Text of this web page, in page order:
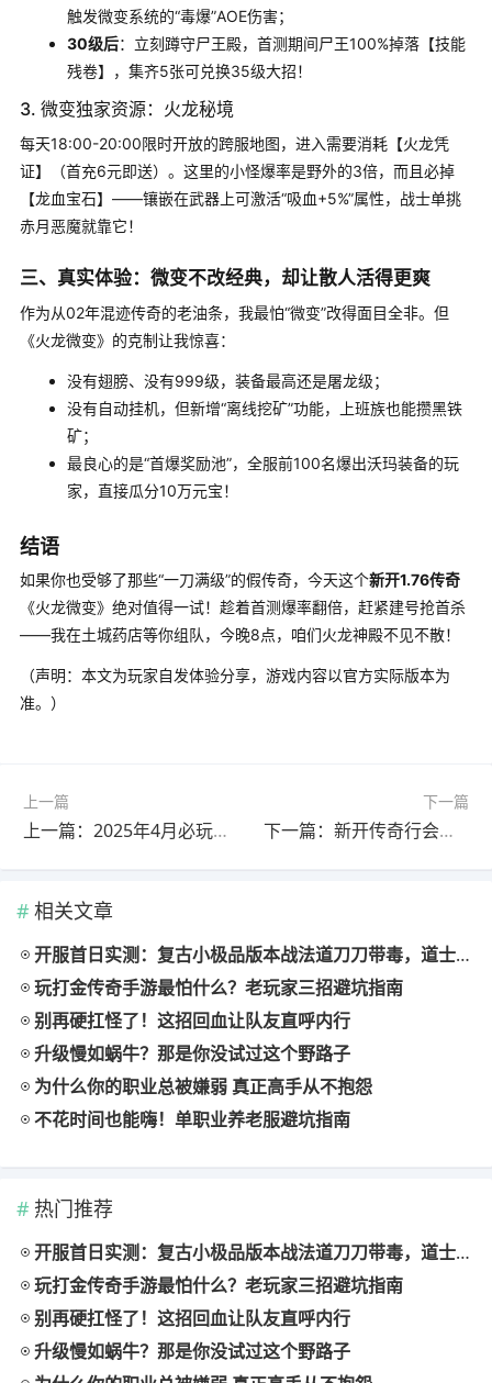
触发微变系统的“毒爆”AOE伤害；
30级后：立刻蹲守尸王殿，首测期间尸王100%掉落【技能
残卷】，集齐5张可兑换35级大招！
3. 微变独家资源：火龙秘境
每天18:00-20:00限时开放的跨服地图，进入需要消耗【火龙凭
证】（首充6元即送）。这里的小怪爆率是野外的3倍，而且必掉
【龙血宝石】——镶嵌在武器上可激活“吸血+5%”属性，战士单挑
赤月恶魔就靠它！
三、真实体验：微变不改经典，却让散人活得更爽
作为从02年混迹传奇的老油条，我最怕“微变”改得面目全非。但
《火龙微变》的克制让我惊喜：
没有翅膀、没有999级，装备最高还是屠龙级；
没有自动挂机，但新增“离线挖矿”功能，上班族也能攒黑铁
矿；
最良心的是“首爆奖励池”，全服前100名爆出沃玛装备的玩
家，直接瓜分10万元宝！
结语
如果你也受够了那些“一刀满级”的假传奇，今天这个新开1.76传奇
《火龙微变》绝对值得一试！趁着首测爆率翻倍，赶紧建号抢首杀
——我在土城药店等你组队，今晚8点，咱们火龙神殿不见不散！
（声明：本文为玩家自发体验分享，游戏内容以官方实际版本为
准。）
上一篇
上一篇：2025年4月必玩！〈东方沉默〉首测评测：老传奇玩家的“沉默”新体验
下一篇
下一篇：新开传奇行会争霸指南：沙城攻防战十大战术布局解析
相关文章
开服首日实测：复古小极品版本战法道刀刀带毒，道士宝宝猛到离谱
玩打金传奇手游最怕什么？老玩家三招避坑指南
别再硬扛怪了！这招回血让队友直呼内行
升级慢如蜗牛？那是你没试过这个野路子
为什么你的职业总被嫌弱 真正高手从不抱怨
不花时间也能嗨！单职业养老服避坑指南
热门推荐
开服首日实测：复古小极品版本战法道刀刀带毒，道士宝宝猛到离谱
玩打金传奇手游最怕什么？老玩家三招避坑指南
别再硬扛怪了！这招回血让队友直呼内行
升级慢如蜗牛？那是你没试过这个野路子